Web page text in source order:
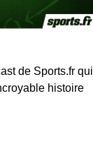
de Sports.fr qui
histoire